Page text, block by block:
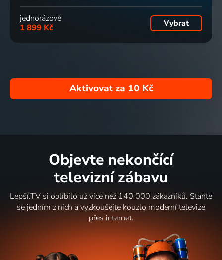
jednorázově
1 899 Kč
Vybrat
Aktivovat za 10 Kč
Objevte nekončící
televizní zábavu
Lepší.TV si oblíbilo už více než 140 000 zákazníků. Staňte
se jedním z nich a vyzkoušejte kouzlo moderní televize
přes internet.